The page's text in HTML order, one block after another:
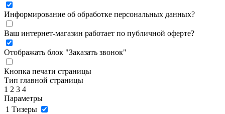
Информирование об обработке персональных данных?
Ваш интернет-магазин работает по публичной оферте?
Отображать блок "Заказать звонок"
Кнопка печати страницы
Тип главной страницы
1 2 3 4
Параметры
1 Тизеры